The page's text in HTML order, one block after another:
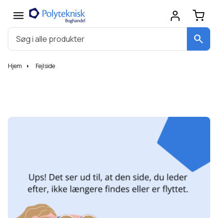
search
Hjem Fejlside